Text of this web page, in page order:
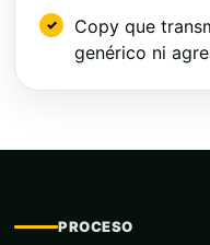
Copy que
genérico ni
PROCESO